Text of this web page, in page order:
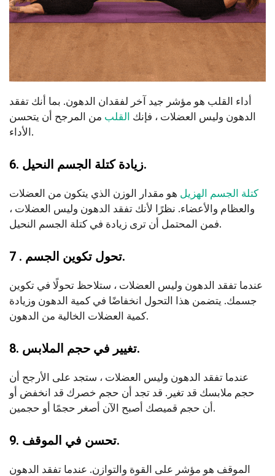
أداء القلب هو مؤشر جيد آخر لفقدان الدهون. بما أنك تفقد
الدهون وليس العضلات ، فإنك
القلب من المرجح أن يتحسن
الأداء.
6. زيادة كتلة الجسم النحيل.
كتلة الجسم الهزيل هو مقدار الوزن الذي يتكون من العضلات
والعظام والأعضاء. نظرًا لأنك تفقد الدهون وليس العضلات ،
فمن المحتمل أن ترى زيادة في كتلة الجسم النحيل.
7 . تحول تكوين الجسم.
عندما تفقد الدهون وليس العضلات ، ستلاحظ تحولًا في تكوين
جسمك. يتضمن هذا التحول انخفاضًا في كمية الدهون وزيادة
كمية العضلات الخالية من الدهون.
8. تغيير في حجم الملابس.
عندما تفقد الدهون وليس العضلات ، ستجد على الأرجح أن
حجم ملابسك قد تغير. قد تجد أن حجم خصرك قد انخفض أو
أن حجم قميصك أصبح الآن أصغر حجمًا أو حجمين.
9. تحسن في الموقف.
الموقف هو مؤشر على القوة والتوازن. عندما تفقد الدهون